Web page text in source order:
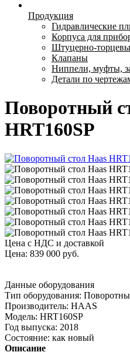
Продукция
Гидравлические
Корпуса для
Штуцерно-
Клапаны
Ниппели, муфты,
Детали по
Поворотный
HRT160SP
Цена с НДС и доставкой
Цена: 839 000 руб.
Данные оборудования
Тип оборудования:
Производитель: HAAS
Модель: HRT160SP
Год выпуска: 2018
Состояние: как новый
Описание